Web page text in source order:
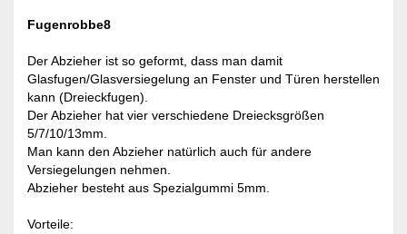
Fugenrobbe8
Der Abzieher ist so geformt, dass man damit
Glasfugen/Glasversiegelung an Fenster und Türen herstellen
kann (Dreieckfugen).
Der Abzieher hat vier verschiedene Dreiecksgrößen
5/7/10/13mm.
Man kann den Abzieher natürlich auch für andere
Versiegelungen nehmen.
Abzieher besteht aus Spezialgummi 5mm.
Vorteile: